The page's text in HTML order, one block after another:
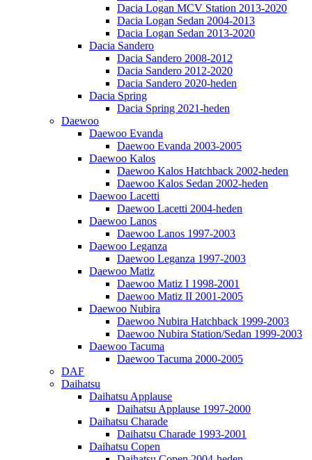
Dacia Logan MCV Station 2013-2020
Dacia Logan Sedan 2004-2013
Dacia Logan Sedan 2013-2020
Dacia Sandero
Dacia Sandero 2008-2012
Dacia Sandero 2012-2020
Dacia Sandero 2020-heden
Dacia Spring
Dacia Spring 2021-heden
Daewoo
Daewoo Evanda
Daewoo Evanda 2003-2005
Daewoo Kalos
Daewoo Kalos Hatchback 2002-heden
Daewoo Kalos Sedan 2002-heden
Daewoo Lacetti
Daewoo Lacetti 2004-heden
Daewoo Lanos
Daewoo Lanos 1997-2003
Daewoo Leganza
Daewoo Leganza 1997-2003
Daewoo Matiz
Daewoo Matiz I 1998-2001
Daewoo Matiz II 2001-2005
Daewoo Nubira
Daewoo Nubira Hatchback 1999-2003
Daewoo Nubira Station/Sedan 1999-2003
Daewoo Tacuma
Daewoo Tacuma 2000-2005
DAF
Daihatsu
Daihatsu Applause
Daihatsu Applause 1997-2000
Daihatsu Charade
Daihatsu Charade 1993-2001
Daihatsu Copen